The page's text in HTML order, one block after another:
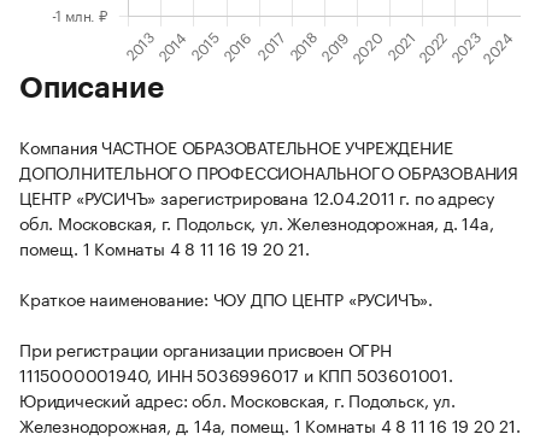
Описание
Компания ЧАСТНОЕ ОБРАЗОВАТЕЛЬНОЕ УЧРЕЖДЕНИЕ
ДОПОЛНИТЕЛЬНОГО ПРОФЕССИОНАЛЬНОГО ОБРАЗОВАНИЯ
ЦЕНТР «РУСИЧЪ» зарегистрирована 12.04.2011 г. по адресу
обл. Московская, г. Подольск, ул. Железнодорожная, д. 14а,
помещ. 1 Комнаты 4 8 11 16 19 20 21.
Краткое наименование: ЧОУ ДПО ЦЕНТР «РУСИЧЪ».
При регистрации организации присвоен ОГРН
1115000001940, ИНН 5036996017 и КПП 503601001.
Юридический адрес: обл. Московская, г. Подольск, ул.
Железнодорожная, д. 14а, помещ. 1 Комнаты 4 8 11 16 19 20 21.